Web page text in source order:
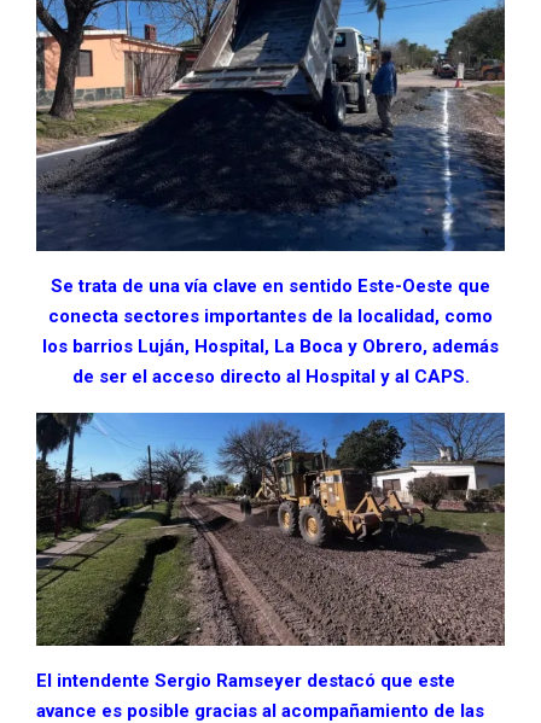
Se trata de una vía clave en sentido Este-Oeste que
conecta sectores importantes de la localidad, como
los barrios Luján, Hospital, La Boca y Obrero, además
de ser el acceso directo al Hospital y al CAPS.
El intendente Sergio Ramseyer destacó que este
avance es posible gracias al acompañamiento de las